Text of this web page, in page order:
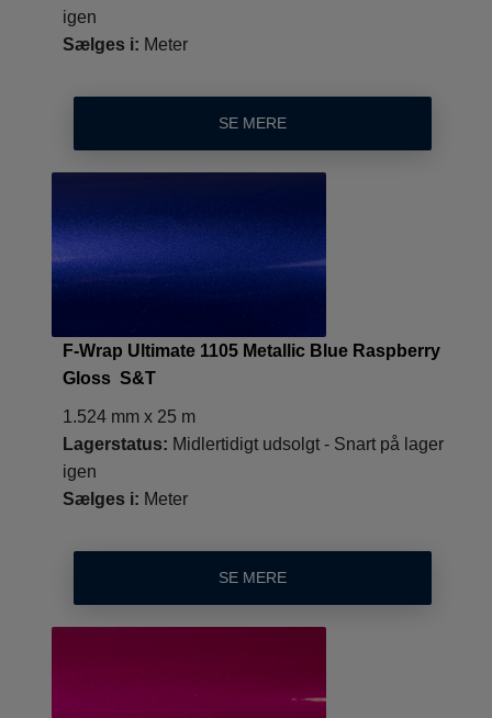
igen
Sælges i: Meter
SE MERE
F-Wrap Ultimate 1105 Metallic Blue Raspberry
Gloss S&T
1.524 mm x 25 m
Lagerstatus: Midlertidigt udsolgt - Snart på lager
igen
Sælges i: Meter
SE MERE